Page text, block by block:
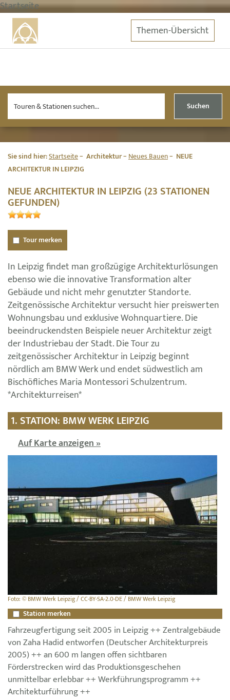
Startseite
Themen-Übersicht
Suchen
Sie sind hier:Startseite Architektur Neues Bauen
NEUE
ARCHITEKTUR IN LEIPZIG
NEUE ARCHITEKTUR IN LEIPZIG (23 STATIONEN
GEFUNDEN)
Tour merken
In Leipzig findet man großzügige Architekturlösungen
ebenso wie die innovative Transformation alter
Gebäude und nicht mehr genutzter Standorte.
Zeitgenössische Architektur versucht hier preiswerten
Wohnungsbau und exklusive Wohnquartiere. Die
beeindruckendsten Beispiele neuer Architektur zeigt
der Industriebau der Stadt. Die Tour zu
zeitgenössischer Architektur in Leipzig beginnt
nördlich am BMW Werk und endet südwestlich am
Bischöfliches Maria Montessori Schulzentrum.
*Architekturreisen*
1. STATION: BMW WERK LEIPZIG
Auf Karte anzeigen »
Foto: © BMW Werk Leipzig / CC-BY-SA-2.0-DE / BMW Werk Leipzig
Station merken
Fahrzeugfertigung seit 2005 in Leipzig ++ Zentralgebäude
von Zaha Hadid entworfen (Deutscher Architekturpreis
2005) ++ an 600 m langen offen sichtbaren
Förderstrecken wird das Produktionsgeschehen
unmittelbar erlebbar ++ Werkführungsprogramm ++
Architekturführung ++